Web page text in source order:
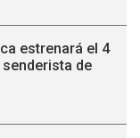
estrenará el 4
senderista de